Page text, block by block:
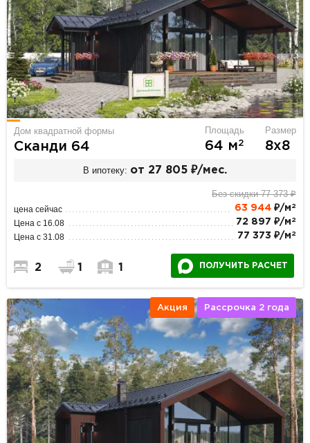
Дом квадратной формы
Сканди 64
Площадь
64 м2
Размер
8х8
В ипотеку: от 27 805 ₽/мес.
Без скидки 77 373 ₽
цена сейчас 63 944₽/м 2
Цена с 16.08 72 897 ₽/м 2
Цена с 31.08 77 373 ₽/м 2
2 1 1 ПОЛУЧИТЬ РАСЧЕТ
Акция Рассрочка 2 года